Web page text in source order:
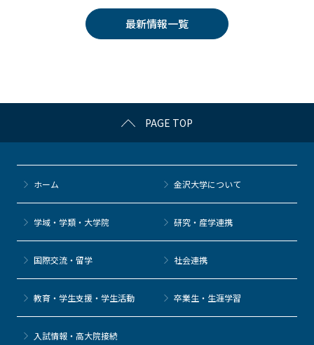
k
erk
et
n
a
最新情報一覧
PAGE TOP
ホーム 金沢大学について
学域・学類・大学院 研究・産学連携
国際交流・留学 社会連携
教育・学生支援・学生活動 卒業生・生涯学習
⼊試情報・高大院接続